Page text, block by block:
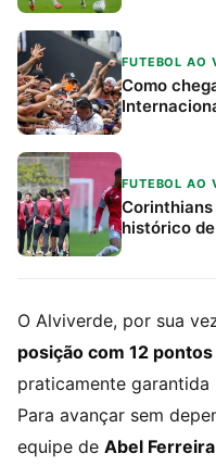
FUTEBOL AO
Como
FUTEBOL AO
histórico
O Alviverde, por sua
posição com 12 pontos
praticamente
Para avançar sem
equipe de Abel Ferreira